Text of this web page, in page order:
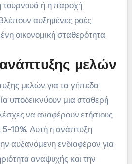
ή η παροχή
αυξημένες ροές
οικονομική σταθερότητα.
ανάπτυξης μελών
μελών για τα γήπεδα
υποδεικνύουν μια σταθερή
να αναφέρουν ετήσιους
10%. Αυτή η ανάπτυξη
αυξανόμενη ενδιαφέρον για
αναψυχής και την